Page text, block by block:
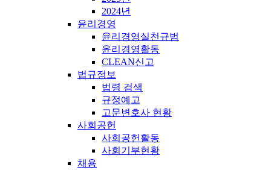
2024년
윤리경영
윤리경영실천규범
윤리경영활동
CLEAN신고
법규정보
법령 검색
규정예고
고문변호사 현황
사회공헌
사회공헌활동
사회기부현황
채용